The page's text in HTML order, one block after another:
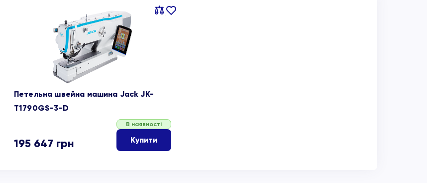
Порівняти
В
Петельна швейна машина Jack JK-
T1790GS-3-D
195 647 грн
В наявності
Купити